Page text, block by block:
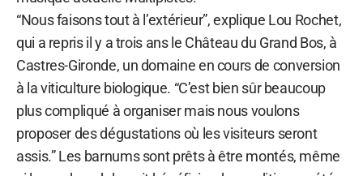
“Nous faisons tout à l’extérieur”, explique Lou Rochet,
qui a repris il y a trois ans le Château du Grand Bos, à
Castres-Gironde, un domaine en cours de conversion
à la viticulture biologique. “C’est bien sûr beaucoup
plus compliqué à organiser mais nous voulons
proposer des dégustations où les visiteurs seront
assis.” Les barnums sont prêts à être montés, même